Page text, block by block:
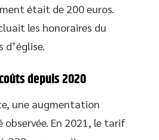
était de 200 euros.
les honoraires du
depuis 2020
une augmentation
observée. En 2021, le tarif